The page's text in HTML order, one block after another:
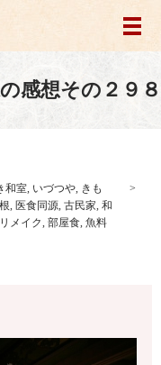
メ
感想その２９８
和室, いづつや, きも
, 医食同源, 古民家, 和
メイク, 部屋食, 魚料